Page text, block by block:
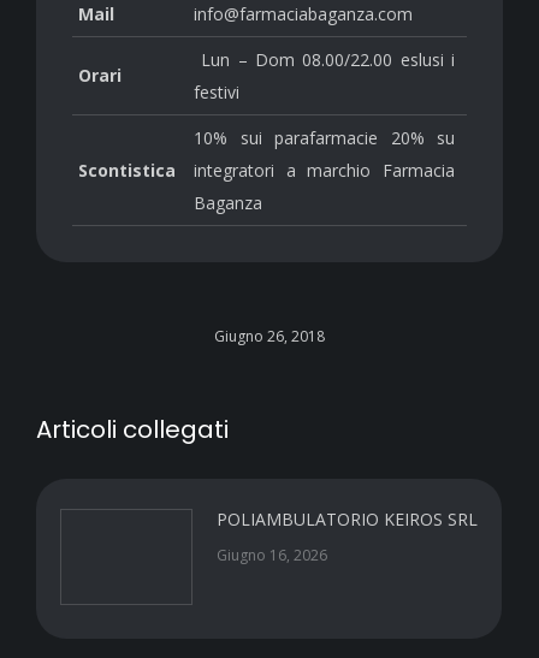
Mail info@farmaciabaganza.com
Orari
Lun – Dom 08.00/22.00 eslusi i
festivi
Scontistica
10% sui parafarmacie 20% su
integratori a marchio Farmacia
Baganza
Giugno 26, 2018
Articoli collegati
POLIAMBULATORIO KEIROS SRL
Giugno 16, 2026